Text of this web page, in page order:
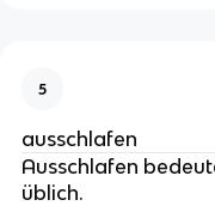
5
ausschlafen
Ausschlafen
üblich.